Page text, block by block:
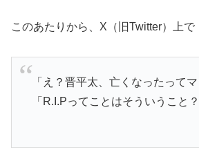
このあたりから、X（旧Twitter）上で
「え？晋平太、亡くなったってマ
「R.I.Pってことはそういうこと？